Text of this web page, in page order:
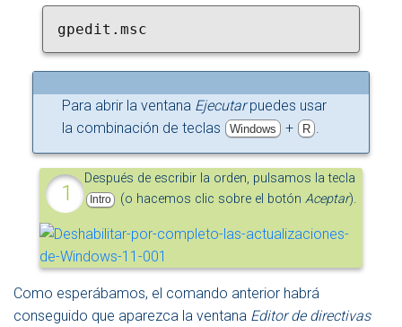
gpedit.msc
Para abrir la ventana Ejecutarpuedes usar
la combinación de teclas
Windows + R
Después de escribir la orden, pulsamos la tecla
Intro (o hacemos clic sobre el botón Aceptar).
Como esperábamos, el comando anterior habrá
conseguido que aparezca la ventana Editor de directivas